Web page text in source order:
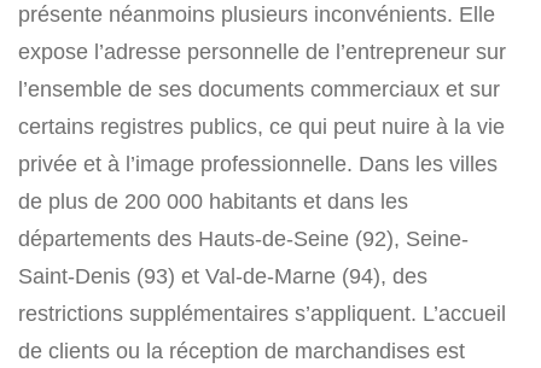
présente néanmoins plusieurs inconvénients. Elle
expose l’adresse personnelle de l’entrepreneur sur
l’ensemble de ses documents commerciaux et sur
certains registres publics, ce qui peut nuire à la vie
privée et à l’image professionnelle. Dans les villes
de plus de 200 000 habitants et dans les
départements des Hauts-de-Seine (92), Seine-
Saint-Denis (93) et Val-de-Marne (94), des
restrictions supplémentaires s’appliquent. L’accueil
de clients ou la réception de marchandises est